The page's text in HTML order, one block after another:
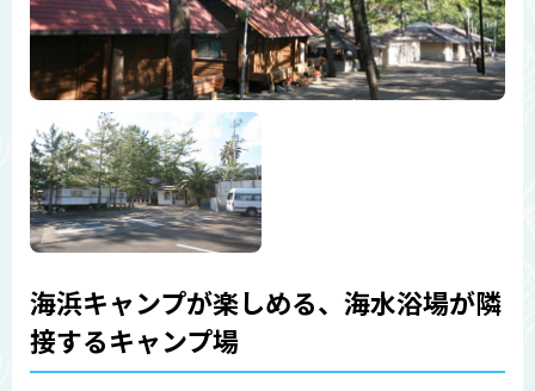
海浜キャンプが楽しめる、海水浴場が隣
接するキャンプ場